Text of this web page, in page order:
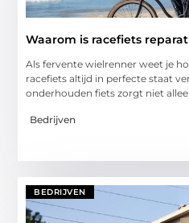
Waarom is racefiets
Als fervente wielrenner weet je
racefiets altijd in perfecte staat
onderhouden fiets zorgt niet
Bedrijven
BEDRIJVEN